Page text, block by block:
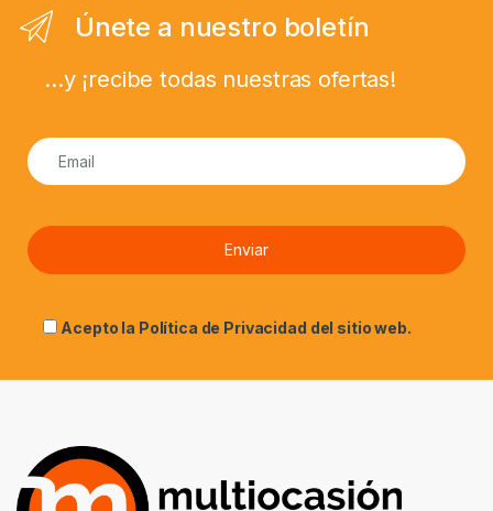
Únete a nuestro boletín
...y ¡recibe todas nuestras ofertas!
Acepto la Política de Privacidad del sitio web.